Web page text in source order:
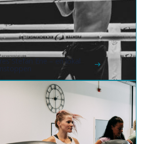
Stefan Ene – en lokal